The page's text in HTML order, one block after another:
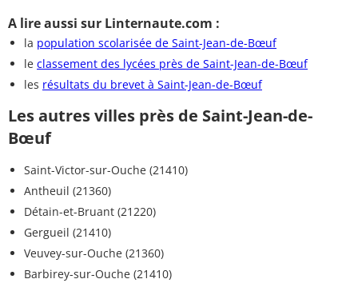
A lire aussi sur Linternaute.com :
la population scolarisée de Saint-Jean-de-Bœuf
le classement des lycées près de Saint-Jean-de-Bœuf
les résultats du brevet à Saint-Jean-de-Bœuf
Les autres villes près de Saint-Jean-de-
Bœuf
Saint-Victor-sur-Ouche (21410)
Antheuil (21360)
Détain-et-Bruant (21220)
Gergueil (21410)
Veuvey-sur-Ouche (21360)
Barbirey-sur-Ouche (21410)